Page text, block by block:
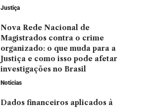
Justiça
Nova Rede Nacional de
Magistrados contra o crime
organizado: o que muda para a
Justiça e como isso pode afetar
investigações no Brasil
Noticias
Dados financeiros aplicados à